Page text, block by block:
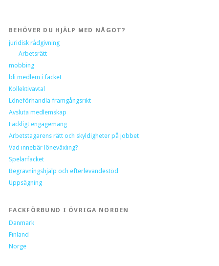
BEHÖVER DU HJÄLP MED NÅGOT?
juridisk rådgivning
Arbetsrätt
mobbing
bli medlem i facket
Kollektivavtal
Löneförhandla framgångsrikt
Avsluta medlemskap
Fackligt engagemang
Arbetstagarens rätt och skyldigheter på jobbet
Vad innebär löneväxling?
Spelarfacket
Begravningshjälp och efterlevandestöd
Uppsägning
FACKFÖRBUND I ÖVRIGA NORDEN
Danmark
Finland
Norge